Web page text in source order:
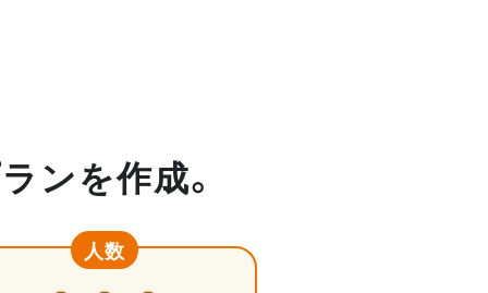
ンを作成。
人数